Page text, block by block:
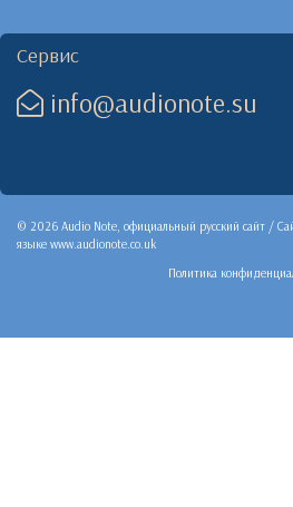
Сервис
info@audionote.su
© 2026 Audio Note, официальный русский сайт /
языке www.audionote.co.uk
Политика